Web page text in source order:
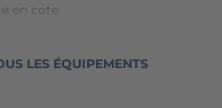
en cote
LES ÉQUIPEMENTS